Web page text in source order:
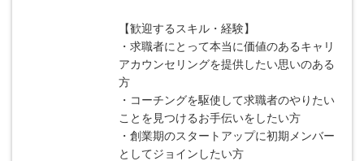
【歓迎するスキル・経験】
・求職者にとって本当に価値のあるキャリ
アカウンセリングを提供したい思いのある
方
・コーチングを駆使して求職者のやりたい
ことを見つけるお手伝いをしたい方
・創業期のスタートアップに初期メンバー
としてジョインしたい方